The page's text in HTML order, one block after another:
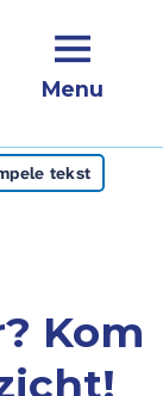
Menu
tekst
Kom